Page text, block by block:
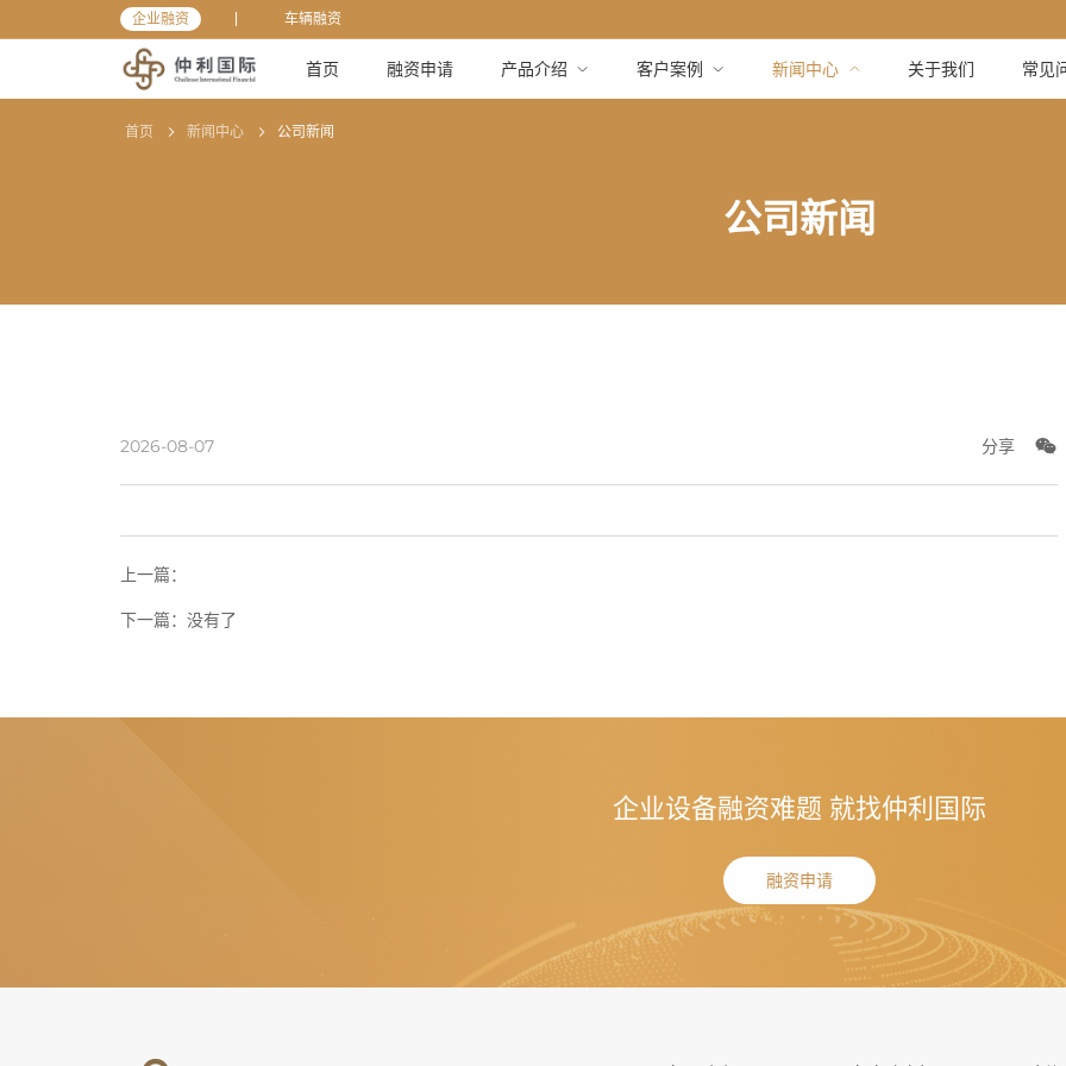
企业融资 车辆融资
首页 融资申请 产品介绍 客户案例 新闻中心 关于我们 常见
公司新闻
首页 新闻中心 公司新闻
2026-08-07 分享
上一篇：
下一篇： 没有了
企业设备融资难题 就找仲利国际
融资申请